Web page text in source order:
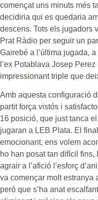
començat uns minuts més
decidiria qui es quedaria
descens. Tots els jugadors
Prat Ràdio per seguir un
Gairebé a l’última jugada,
l’ex Potablava Josep Perez
impressionant triple que
Amb aquesta configuració
partit força vistós i
16 posició, que just tanca
jugaran a LEB Plata. El
emocionant, ens volem
ho han posat tan difícil fins,
agrair a l’afició l’esforç
va començar molt estranya
però que s’ha anat